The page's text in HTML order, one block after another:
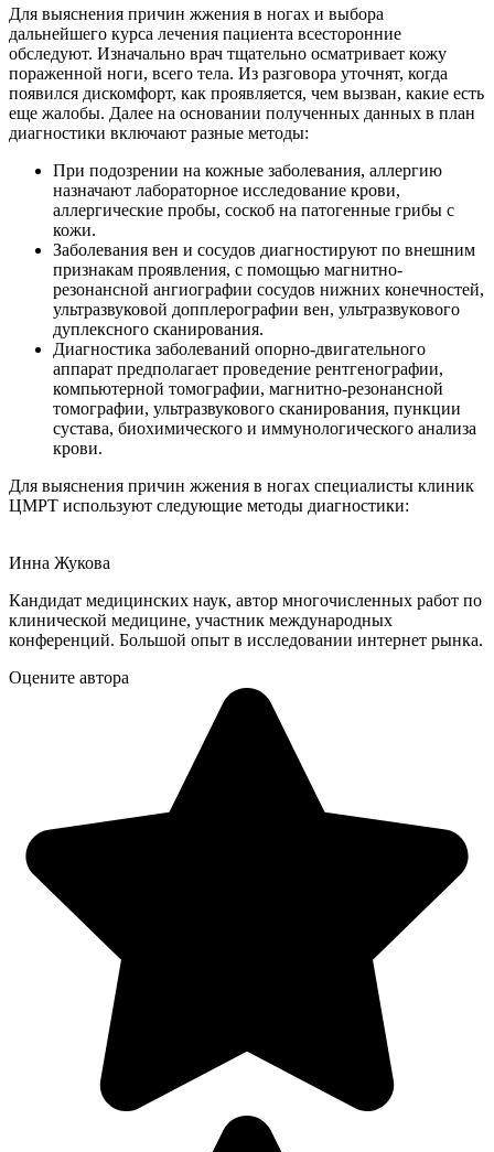
Для выяснения причин жжения в ногах и выбора
дальнейшего курса лечения пациента всесторонние
обследуют. Изначально врач тщательно осматривает кожу
пораженной ноги, всего тела. Из разговора уточнят, когда
появился дискомфорт, как проявляется, чем вызван, какие есть
еще жалобы. Далее на основании полученных данных в план
диагностики включают разные методы:
При подозрении на кожные заболевания, аллергию
назначают лабораторное исследование крови,
аллергические пробы, соскоб на патогенные грибы с
кожи.
Заболевания вен и сосудов диагностируют по внешним
признакам проявления, с помощью магнитно-
резонансной ангиографии сосудов нижних конечностей,
ультразвуковой допплерографии вен, ультразвукового
дуплексного сканирования.
Диагностика заболеваний опорно-двигательного
аппарат предполагает проведение рентгенографии,
компьютерной томографии, магнитно-резонансной
томографии, ультразвукового сканирования, пункции
сустава, биохимического и иммунологического анализа
крови.
Для выяснения причин жжения в ногах специалисты клиник
ЦМРТ используют следующие методы диагностики:
Инна Жукова
Кандидат медицинских наук, автор многочисленных работ по
клинической медицине, участник международных
конференций. Большой опыт в исследовании интернет рынка.
Оцените автора